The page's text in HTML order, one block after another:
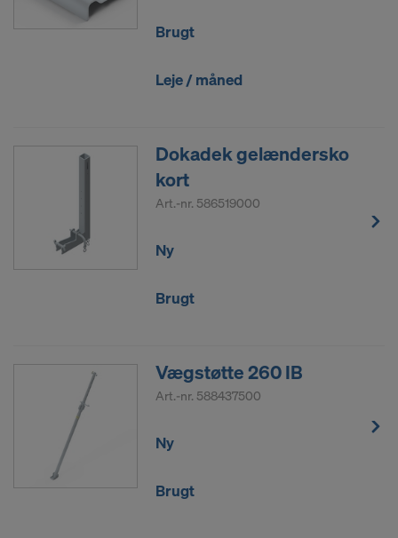
Brugt
Leje / måned
Dokadek gelændersko
kort
Art.-nr. 586519000
Ny
Brugt
Vægstøtte 260 IB
Art.-nr. 588437500
Ny
Brugt